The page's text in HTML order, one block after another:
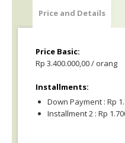
Price and Details
Price Basic:
Rp 3.400.000,00 / orang
Installments:
Down Payment : Rp
Installment 2 : Rp